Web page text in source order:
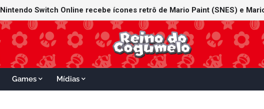
Nintendo Switch Online recebe ícones retrô de Mario Paint (SNES) e
Games Mídias